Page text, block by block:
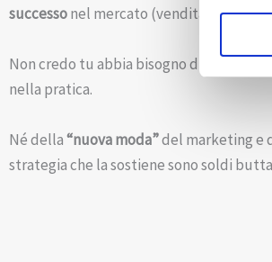
successonel mercato (vendita e
Non credo tu abbia bisogno di
nella pratica.
Né della“nuova moda”del marketing e
strategia che la sostiene sono soldi